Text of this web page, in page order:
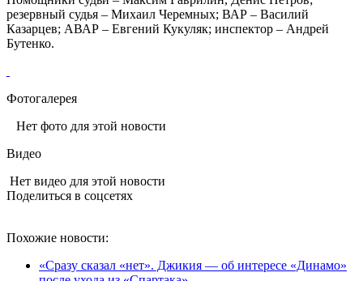
резервный судья – Михаил Черемных; ВАР – Василий
Казарцев; АВАР – Евгений Кукуляк; инспектор – Андрей
Бутенко.
Фотогалерея
Нет фото для этой новости
Видео
Нет видео для этой новости
Поделиться в соцсетях
Похожие новости:
«Сразу сказал «нет». Джикия — об интересе «Динамо»